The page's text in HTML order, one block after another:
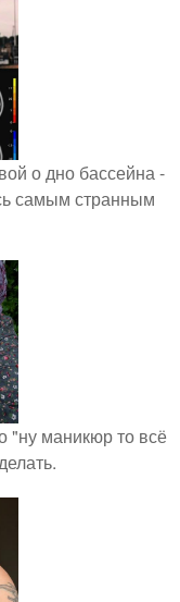
о дно бассейна -
самым странным
"ну маникюр то всё